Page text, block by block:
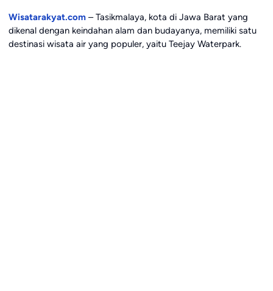
Wisatarakyat.com– Tasikmalaya, kota di Jawa Barat yang
dikenal dengan keindahan alam dan budayanya, memiliki satu
destinasi wisata air yang populer, yaitu Teejay Waterpark.